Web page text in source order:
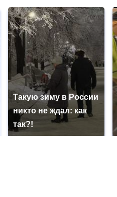
Такую зиму в России
никто не ждал: как
так?!